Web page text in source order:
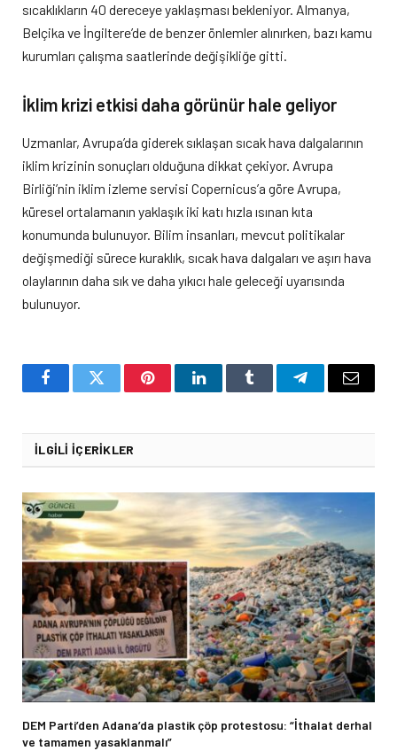
sıcaklıkların 40 dereceye yaklaşması bekleniyor. Almanya,
Belçika ve İngiltere’de de benzer önlemler alınırken, bazı kamu
kurumları çalışma saatlerinde değişikliğe gitti.
İklim krizi etkisi daha görünür hale geliyor
Uzmanlar, Avrupa’da giderek sıklaşan sıcak hava dalgalarının
iklim krizinin sonuçları olduğuna dikkat çekiyor. Avrupa
Birliği’nin iklim izleme servisi Copernicus’a göre Avrupa,
küresel ortalamanın yaklaşık iki katı hızla ısınan kıta
konumunda bulunuyor. Bilim insanları, mevcut politikalar
değişmediği sürece kuraklık, sıcak hava dalgaları ve aşırı hava
olaylarının daha sık ve daha yıkıcı hale geleceği uyarısında
bulunuyor.
FacebookTwitter PinterestLinkedInTumblr TelegramEmail
İLGILI İÇERIKLER
DEM Parti’den Adana’da plastik çöp protestosu: “İthalat derhal
ve tamamen yasaklanmalı”